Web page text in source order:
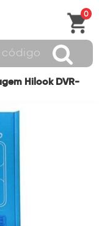
0
Hilook DVR-